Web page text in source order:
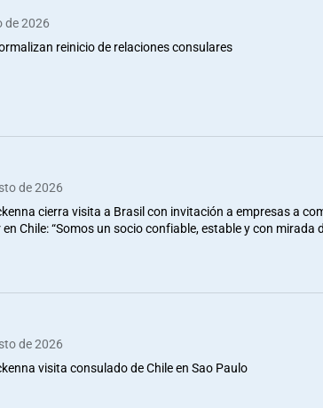
de 2026
reinicio de relaciones consulares
de 2026
cierra visita a Brasil con invitación a empresas a
Chile: “Somos un socio confiable, estable y con mirada
de 2026
visita consulado de Chile en Sao Paulo